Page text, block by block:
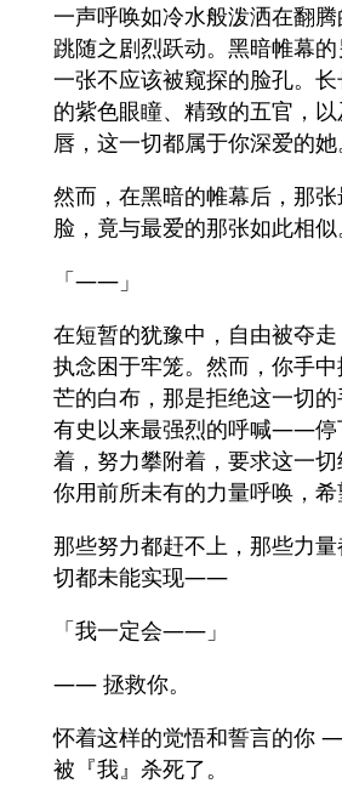
一声呼唤如冷水般泼洒在翻
跳随之剧烈跃动。黑暗帷幕
一张不应该被窥探的脸孔。
的紫色眼瞳、精致的五官，
唇，这一切都属于你深爱的她
然而，在黑暗的帷幕后，那
脸，竟与最爱的那张如此相似
「——」
在短暂的犹豫中，自由被夺
执念困于牢笼。然而，你手
芒的白布，那是拒绝这一切
有史以来最强烈的呼喊——停
着，努力攀附着，要求这一切
你用前所未有的力量呼唤，希
那些努力都赶不上，那些力
切都未能实现——
「我一定会——」
—— 拯救你。
怀着这样的觉悟和誓言的你
被『我』杀死了。